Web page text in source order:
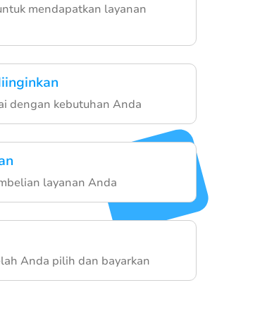
mendapatkan layanan
dengan kebutuhan Anda
layanan Anda
Anda pilih dan bayarkan